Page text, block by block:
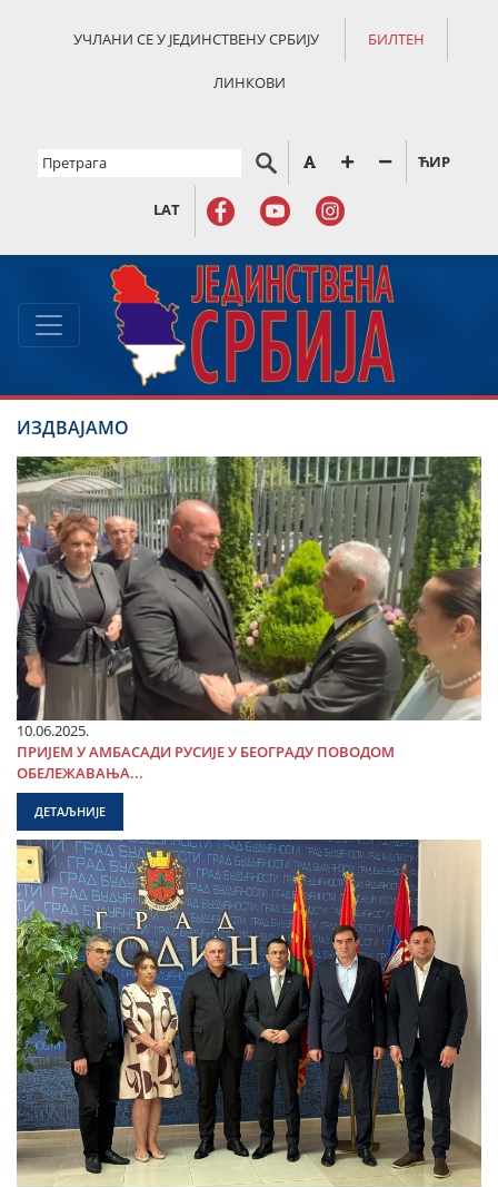
УЧЛАНИ СЕ У ЈЕДИНСТВЕНУ СРБИЈУ БИЛТЕН
ЛИНКОВИ
ЋИР
LAT
ИЗДВАЈАМО
10.06.2025.
ПРИЈЕМ У АМБАСАДИ РУСИЈЕ У БЕОГРАДУ ПОВОДОМ
ОБЕЛЕЖАВАЊА...
ДЕТАЉНИЈЕ